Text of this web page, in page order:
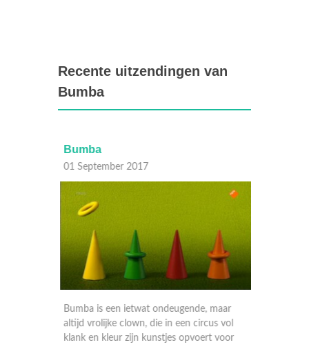
Recente uitzendingen van
Bumba
Bumba
01 September 2017
Bumba is een ietwat ondeugende, maar
altijd vrolijke clown, die in een circus vol
klank en kleur zijn kunstjes opvoert voor